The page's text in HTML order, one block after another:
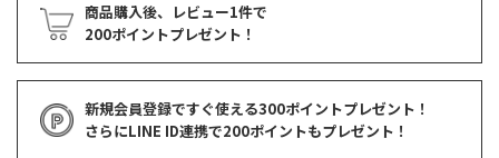
商品購入後、レビュー1件で
200ポイントプレゼント！
新規会員登録ですぐ使える300ポイントプレゼント！
さらにLINE ID連携で200ポイントもプレゼント！